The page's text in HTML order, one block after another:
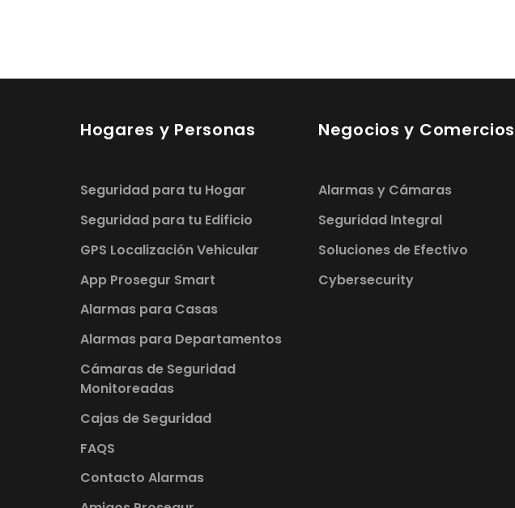
Hogares y Personas
Seguridad para tu Hogar
Seguridad para tu Edificio
GPS Localización Vehicular
App Prosegur Smart
Alarmas para Casas
Alarmas para Departamentos
Cámaras de Seguridad
Monitoreadas
Cajas de Seguridad
FAQS
Contacto Alarmas
Negocios y Comercios
Alarmas y Cámaras
Seguridad Integral
Soluciones de Efectivo
Cybersecurity